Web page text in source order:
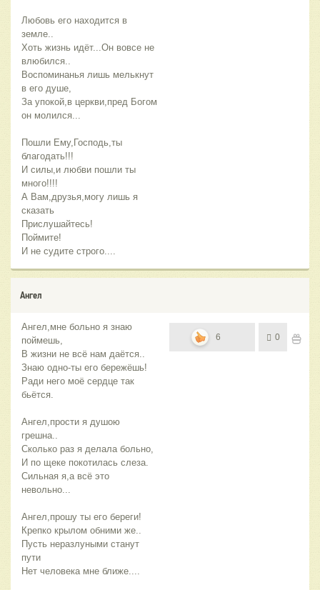
Любовь его находится в
земле..
Хоть жизнь идёт...Он вовсе не
влюбился..
Воспоминанья лишь мелькнут
в его душе,
За упокой,в церкви,пред Богом
он молился...
Пошли Ему,Господь,ты
благодать!!!
И силы,и любви пошли ты
много!!!!
А Вам,друзья,могу лишь я
сказать
Прислушайтесь!
Поймите!
И не судите строго....
Ангел
Ангел,мне больно я знаю
поймешь,
В жизни не всё нам даётся..
Знаю одно-ты его бережёшь!
Ради него моё сердце так
бьётся.
Ангел,прости я душою
грешна..
Сколько раз я делала больно,
И по щеке покотилась слеза.
Сильная я,а всё это
невольно...
Ангел,прошу ты его береги!
Крепко крылом обними же..
Пусть неразлуными станут
пути
Нет человека мне ближе....
6 0